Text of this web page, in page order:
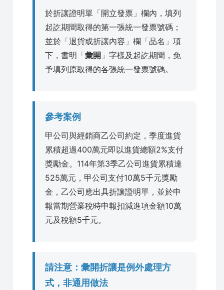
於折讓證明單「開立發票」欄內，填列
起訖期間取得的第一張統一發票號碼；
並於「退貨或折讓內容」欄「品名」項
下，書明「彙開 」字樣及起訖期間，免
予填列原取得的各張統一發票號碼。
參考案例
甲公司與經銷商乙公司約定，季度進貨
累積超過400萬元即以進貨總額2%支付
獎勵金。114年第3季乙公司進貨累積達
525萬元，甲公司支付10萬5千元獎勵
金，乙公司應出具折讓證明單，並於申
報當期營業稅時申報扣減進項金額10萬
元及稅額5千元。
請注意：彙開折讓是例外處理方
式，非通用做法